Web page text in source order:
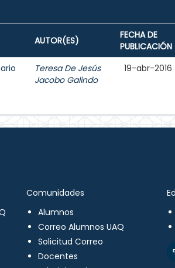
AUTOR(ES)
FECHA DE
PUBLICACIÓN
Teresa De Jesús
Jacobo Galindo
19-abr-2016
Comunidades
Alumnos
Correo Alumnos UAQ
Solicitud Correo
Docentes